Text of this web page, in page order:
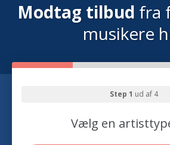
Modtag tilbud fra
musikere
Step 1 ud af 4
Vælg en